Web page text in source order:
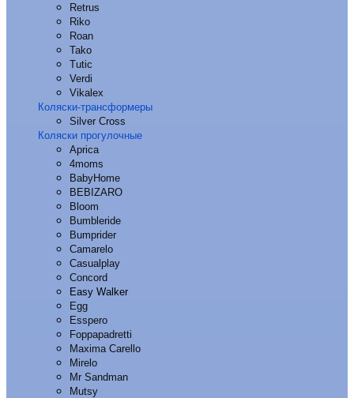
Retrus
Riko
Roan
Tako
Tutic
Verdi
Vikalex
Коляски-трансформеры
Silver Cross
Коляски прогулочные
Aprica
4moms
BabyHome
BEBIZARO
Bloom
Bumbleride
Bumprider
Camarelo
Casualplay
Concord
Easy Walker
Egg
Esspero
Foppapadretti
Maxima Carello
Mirelo
Mr Sandman
Mutsy